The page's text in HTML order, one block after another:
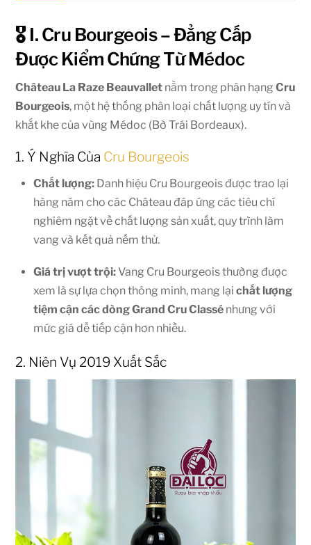
🎖️ I. Cru Bourgeois – Đẳng Cấp
Được Kiểm Chứng Từ Médoc
Château La Raze Beauvallet nằm trong phân hạngCru
Bourgeois, một hệ thống phân loại chất lượng uy tín và
khắt khe của vùng Médoc (Bờ Trái Bordeaux).
1. Ý Nghĩa Của Cru Bourgeois
Chất lượng: Danh hiệu Cru Bourgeois được trao lại
hàng năm cho các Château đáp ứng các tiêu chí
nghiêm ngặt về chất lượng sản xuất, quy trình làm
vang và kết quả nếm thử.
Giá trị vượt trội:Vang Cru Bourgeois thường được
xem là sự lựa chọn thông minh, mang lại chất lượng
tiệm cận các dòng Grand Cru Classé nhưng với
mức giá dễ tiếp cận hơn nhiều.
2. Niên Vụ 2019 Xuất Sắc